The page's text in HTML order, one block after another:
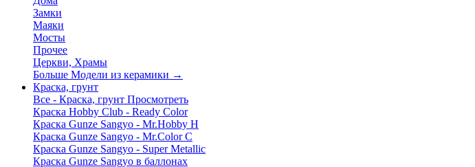
Замки
Маяки
Мосты
Прочее
Церкви, Храмы
Больше Модели из керамики →
Краска, грунт
Все - Краска, грунт Просмотреть
Краска Hobby Club - Ready Color
Краска Gunze Sangyo - Mr.Hobby H
Краска Gunze Sangyo - Mr.Color C
Краска Gunze Sangyo - Super Metallic
Краска Gunze Sangyo в баллонах